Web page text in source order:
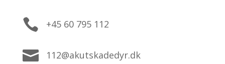
 +45 60 795 112
 112@akutskadedyr.dk